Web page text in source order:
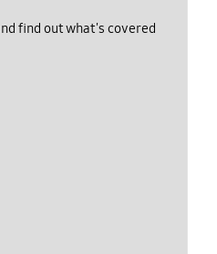
find out what's covered